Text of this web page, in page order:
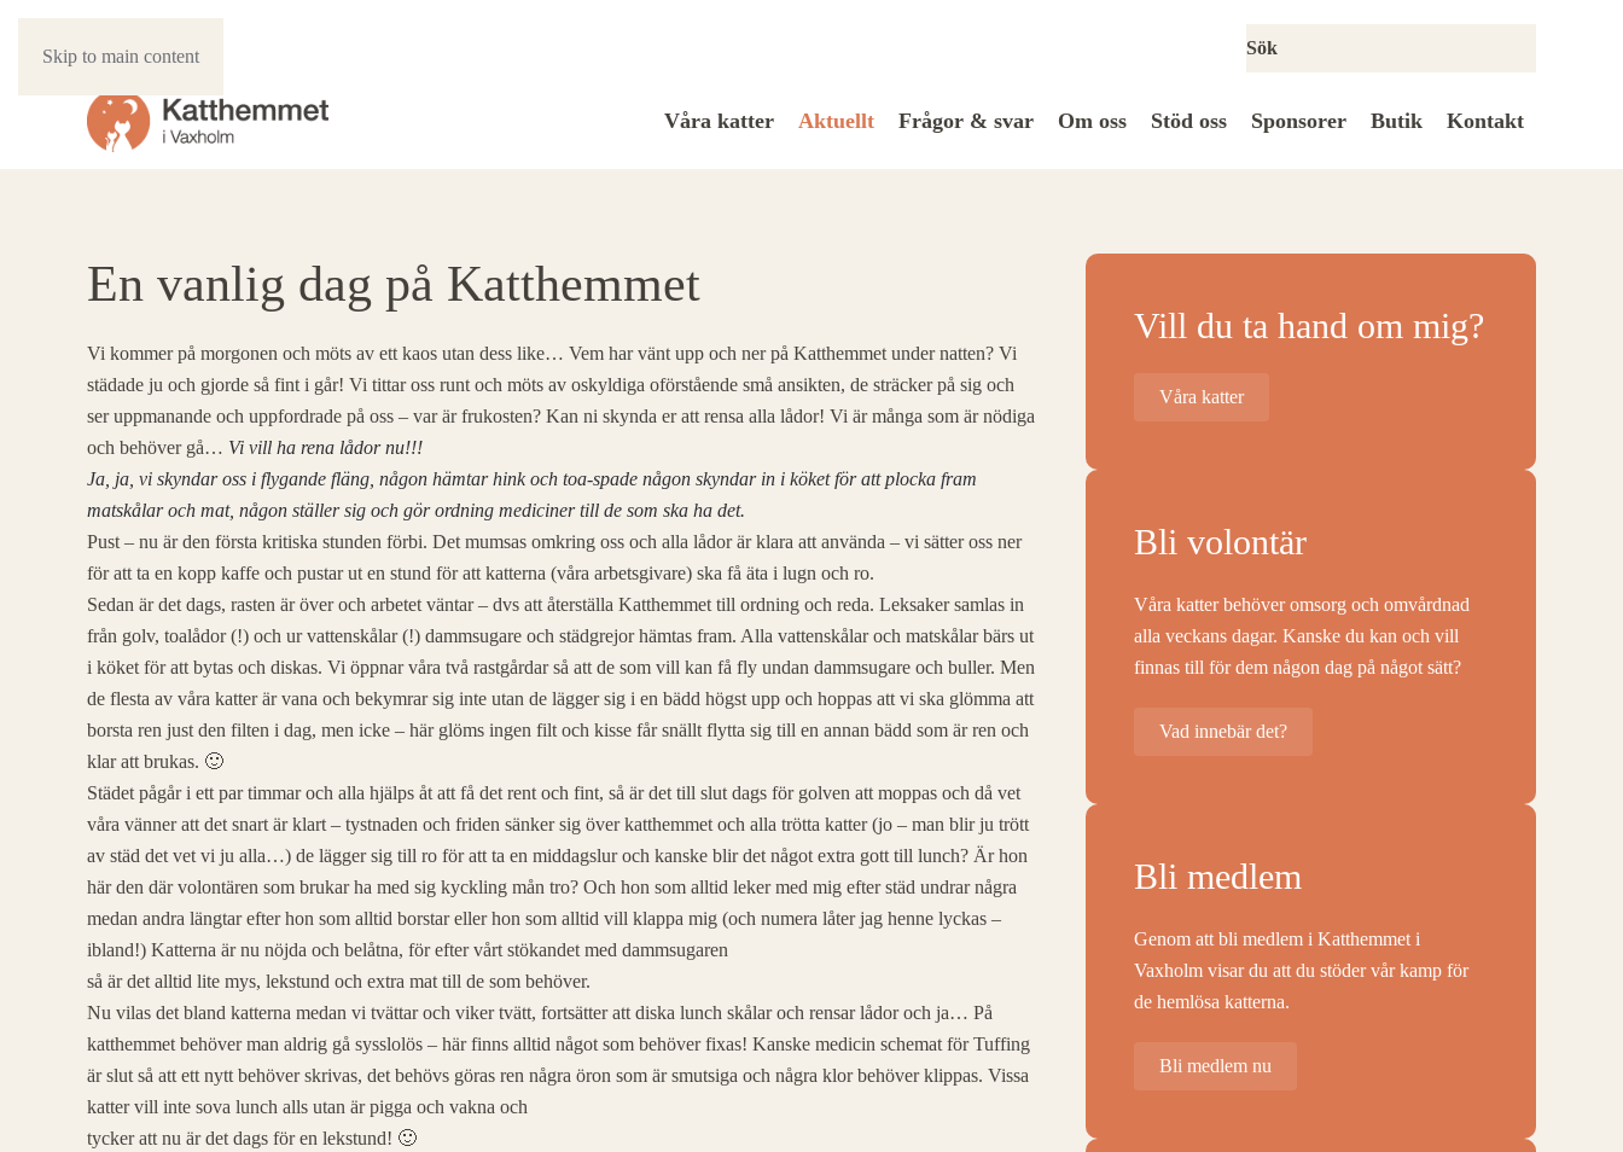
Skip to main content
Våra katter Aktuellt Frågor & svar Om oss Stöd oss Sponsorer Butik Kontakt
En vanlig dag på Katthemmet
Vi kommer på morgonen och möts av ett kaos utan dess like… Vem har vänt upp och ner på Katthemmet under natten? Vi
städade ju och gjorde så fint i går! Vi tittar oss runt och möts av oskyldiga oförstående små ansikten, de sträcker på sig och
ser uppmanande och uppfordrade på oss – var är frukosten? Kan ni skynda er att rensa alla lådor! Vi är många som är nödiga
och behöver gå… Vi vill ha rena lådor nu!!!
Ja, ja, vi skyndar oss i flygande fläng, någon hämtar hink och toa-spade någon skyndar in i köket för att plocka fram
matskålar och mat, någon ställer sig och gör ordning mediciner till de som ska ha det.
Pust – nu är den första kritiska stunden förbi. Det mumsas omkring oss och alla lådor är klara att använda – vi sätter oss ner
för att ta en kopp kaffe och pustar ut en stund för att katterna (våra arbetsgivare) ska få äta i lugn och ro.
Sedan är det dags, rasten är över och arbetet väntar – dvs att återställa Katthemmet till ordning och reda. Leksaker samlas in
från golv, toalådor (!) och ur vattenskålar (!) dammsugare och städgrejor hämtas fram. Alla vattenskålar och matskålar bärs ut
i köket för att bytas och diskas. Vi öppnar våra två rastgårdar så att de som vill kan få fly undan dammsugare och buller. Men
de flesta av våra katter är vana och bekymrar sig inte utan de lägger sig i en bädd högst upp och hoppas att vi ska glömma att
borsta ren just den filten i dag, men icke – här glöms ingen filt och kisse får snällt flytta sig till en annan bädd som är ren och
klar att brukas. 🙂
Städet pågår i ett par timmar och alla hjälps åt att få det rent och fint, så är det till slut dags för golven att moppas och då vet
våra vänner att det snart är klart – tystnaden och friden sänker sig över katthemmet och alla trötta katter (jo – man blir ju trött
av städ det vet vi ju alla…) de lägger sig till ro för att ta en middagslur och kanske blir det något extra gott till lunch? Är hon
här den där volontären som brukar ha med sig kyckling mån tro? Och hon som alltid leker med mig efter städ undrar några
medan andra längtar efter hon som alltid borstar eller hon som alltid vill klappa mig (och numera låter jag henne lyckas –
ibland!) Katterna är nu nöjda och belåtna, för efter vårt stökandet med dammsugaren
så är det alltid lite mys, lekstund och extra mat till de som behöver.
Nu vilas det bland katterna medan vi tvättar och viker tvätt, fortsätter att diska lunch skålar och rensar lådor och ja… På
katthemmet behöver man aldrig gå sysslolös – här finns alltid något som behöver fixas! Kanske medicin schemat för Tuffing
är slut så att ett nytt behöver skrivas, det behövs göras ren några öron som är smutsiga och några klor behöver klippas. Vissa
katter vill inte sova lunch alls utan är pigga och vakna och
tycker att nu är det dags för en lekstund! 🙂
Vill du ta hand om mig?
Våra katter
Bli volontär
Våra katter behöver omsorg och omvårdnad
alla veckans dagar. Kanske du kan och vill
finnas till för dem någon dag på något sätt?
Vad innebär det?
Bli medlem
Genom att bli medlem i Katthemmet i
Vaxholm visar du att du stöder vår kamp för
de hemlösa katterna.
Bli medlem nu